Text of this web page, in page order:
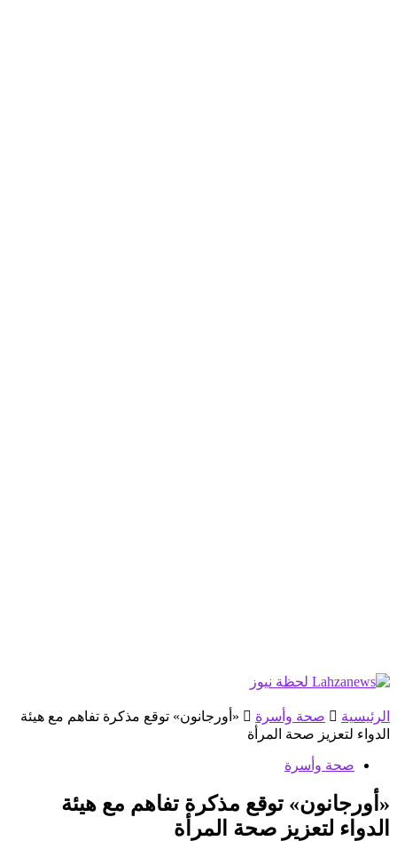
الرئيسية صحة وأسرة
«أورجانون» توقع مذكرة تفاهم مع هيئة
الدواء لتعزيز صحة المرأة
صحة وأسرة
«أورجانون» توقع مذكرة تفاهم مع هيئة
الدواء لتعزيز صحة المرأة